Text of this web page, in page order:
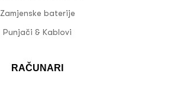
Zamjenske baterije
Punjači & Kablovi
RAČUNARI